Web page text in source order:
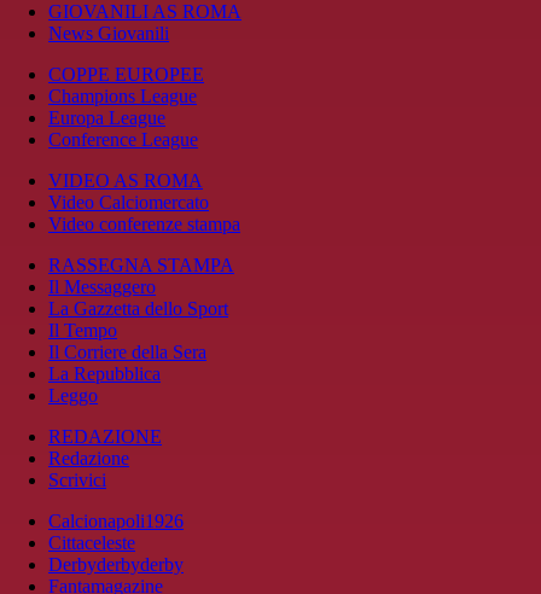
GIOVANILI AS ROMA
News Giovanili
COPPE EUROPEE
Champions League
Europa League
Conference League
VIDEO AS ROMA
Video Calciomercato
Video conferenze stampa
RASSEGNA STAMPA
Il Messaggero
La Gazzetta dello Sport
Il Tempo
Il Corriere della Sera
La Repubblica
Leggo
REDAZIONE
Redazione
Scrivici
Calcionapoli1926
Cittaceleste
Derbyderbyderby
Fantamagazine